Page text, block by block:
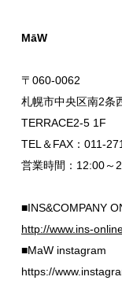
MāW
〒060-0062
札幌市中央区南2条
TERRACE2-5 1F
TEL＆FAX：011-
営業時間：12:00～
■INS&COMPANY
http://www.ins-
■MaW instagram
https://